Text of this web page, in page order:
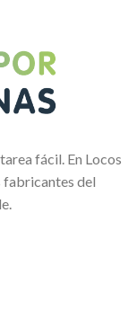
fácil. En Locos
fabricantes del